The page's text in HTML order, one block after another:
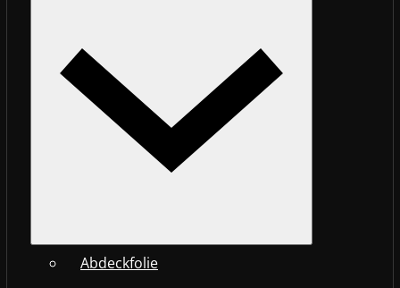
Abdeckfolie